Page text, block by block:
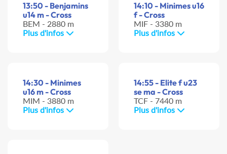
13:50 - Benjamins
u14 m - Cross
BEM - 2880 m
Plus d'infos
14:10 - Minimes u16
f - Cross
MIF - 3380 m
Plus d'infos
14:30 - Minimes
u16 m - Cross
MIM - 3880 m
Plus d'infos
14:55 - Elite f u23
se ma - Cross
TCF - 7440 m
Plus d'infos